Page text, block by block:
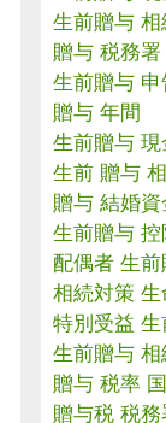
生前贈与 相
贈与 税務署
生前贈与 申
贈与 年間
生前贈与
生前 贈与
贈与 結婚資
生前贈与 控
配偶者 生前
相続対策
特別受益 生
生前贈与 相
贈与 税率
贈与税 税務